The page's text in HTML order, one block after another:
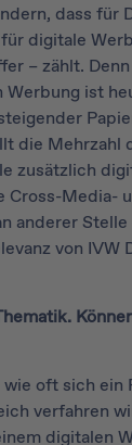
dass für
digitale
– zählt.
Werbung ist
die Mehrzahl
zusätzlich
Cross-Media-
anderer
von IVW
wie oft sich
verfahren
digitalen